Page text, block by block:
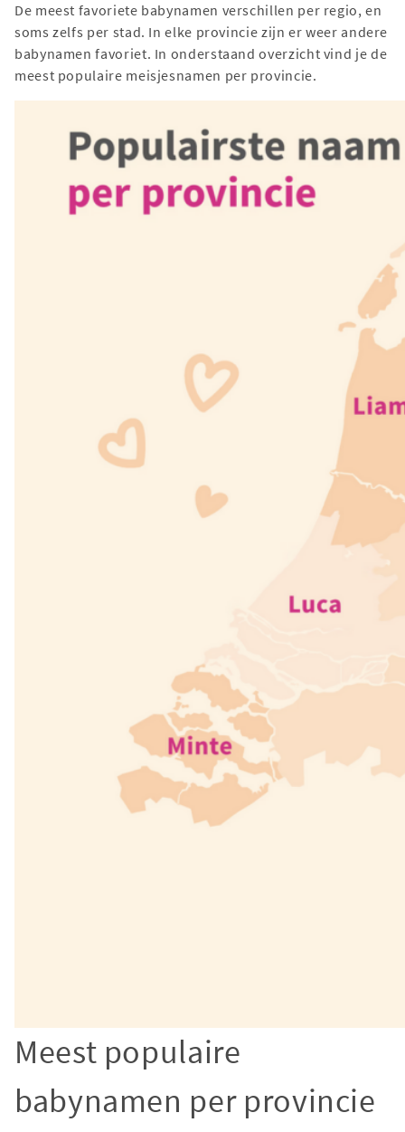
De meest favoriete babynamen verschillen per regio, en
soms zelfs per stad. In elke provincie zijn er weer andere
babynamen favoriet. In onderstaand overzicht vind je de
meest populaire meisjesnamen per provincie.
Meest populaire
babynamen per provincie